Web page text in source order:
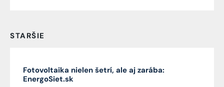
STARŠIE
Fotovoltaika nielen šetrí, ale aj zarába:
EnergoSiet.sk